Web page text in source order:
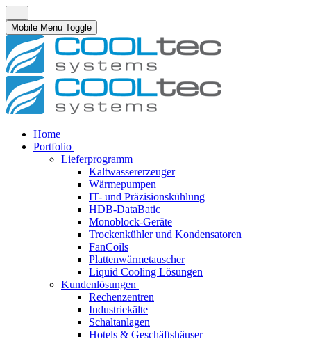
Mobile Menu Toggle
Home
Portfolio
Lieferprogramm
Kaltwassererzeuger
Wärmepumpen
IT- und Präzisionskühlung
HDB-DataBatic
Monoblock-Geräte
Trockenkühler und Kondensatoren
FanCoils
Plattenwärmetauscher
Liquid Cooling Lösungen
Kundenlösungen
Rechenzentren
Industriekälte
Schaltanlagen
Hotels & Geschäftshäuser